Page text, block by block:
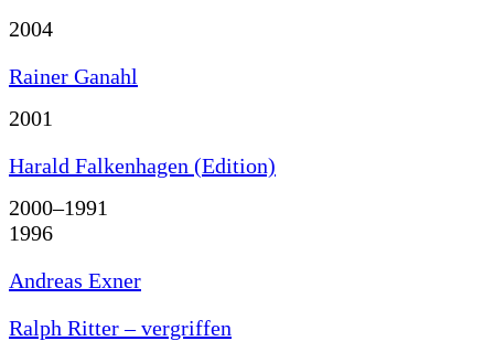
2004
Rainer Ganahl
2001
Harald Falkenhagen (Edition)
2000–1991
1996
Andreas Exner
Ralph Ritter – vergriffen